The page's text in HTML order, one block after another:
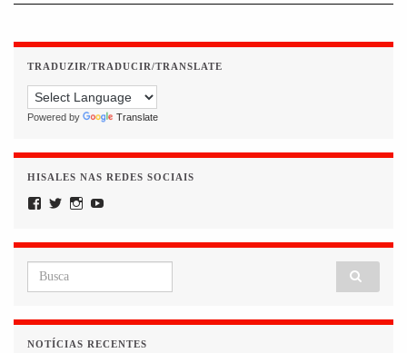
TRADUZIR/TRADUCIR/TRANSLATE
Powered by Translate
HISALES NAS REDES SOCIAIS
Facebook
TwitterInstagram
Search for:
NOTÍCIAS RECENTES